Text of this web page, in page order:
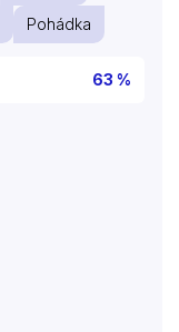
Pohádka
63 %